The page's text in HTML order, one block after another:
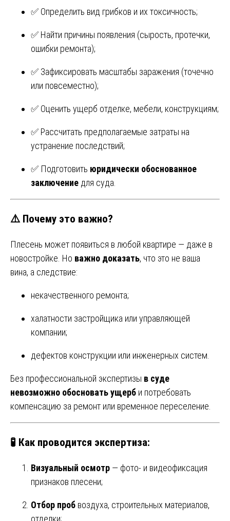
✅ Определить вид грибков и их токсичность;
✅ Найти причины появления (сырость, протечки,
ошибки ремонта);
✅ Зафиксировать масштабы заражения (точечно
или повсеместно);
✅ Оценить ущерб отделке, мебели, конструкциям;
✅ Рассчитать предполагаемые затраты на
устранение последствий;
✅ Подготовить юридически обоснованное
заключение для суда.
⚠️ Почему это важно?
Плесень может появиться в любой квартире — даже в
новостройке. Но важно доказать, что это не ваша
вина, а следствие:
некачественного ремонта;
халатности застройщика или управляющей
компании;
дефектов конструкции или инженерных систем.
Без профессиональной экспертизы в суде
невозможно обосновать ущерб и потребовать
компенсацию за ремонт или временное переселение.
🧪 Как проводится экспертиза:
Визуальный осмотр — фото- и видеофиксация
признаков плесени;
Отбор проб воздуха, строительных материалов,
отделки;